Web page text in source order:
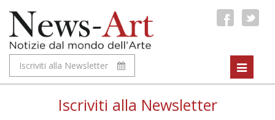
Iscriviti alla Newsletter
Toggle
Iscriviti alla Newsletter